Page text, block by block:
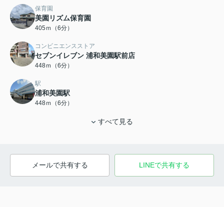
保育園
美園リズム保育園
405ｍ（6分）
コンビニエンスストア
セブンイレブン 浦和美園駅前店
448ｍ（6分）
駅
浦和美園駅
448ｍ（6分）
すべて見る
メールで共有する LINEで共有する